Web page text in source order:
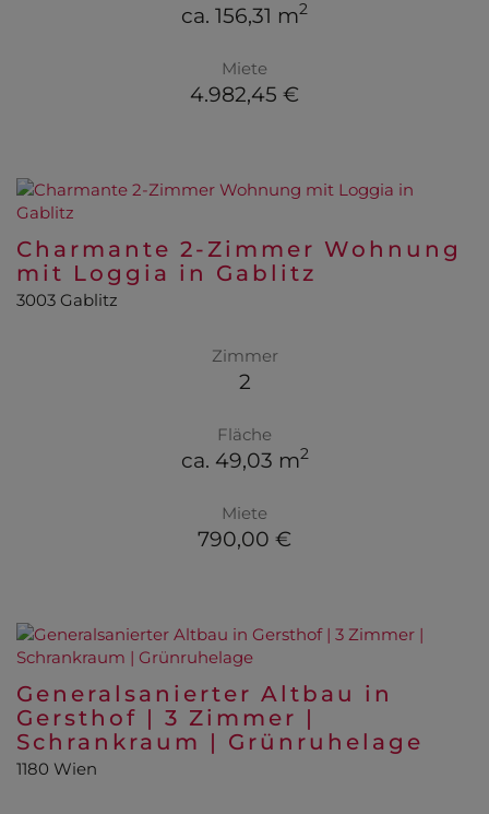
ca. 156,31 m2
Miete
4.982,45 €
Charmante 2-Zimmer Wohnung
mit Loggia in Gablitz
3003 Gablitz
Zimmer
2
Fläche
ca. 49,03 m2
Miete
790,00 €
Generalsanierter Altbau in
Gersthof | 3 Zimmer |
Schrankraum | Grünruhelage
1180 Wien